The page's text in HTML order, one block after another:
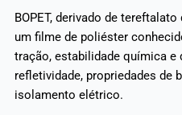
BOPET, derivado de
um filme de poliéster
tração, estabilidade química e
refletividade, propriedades de
isolamento elétrico.